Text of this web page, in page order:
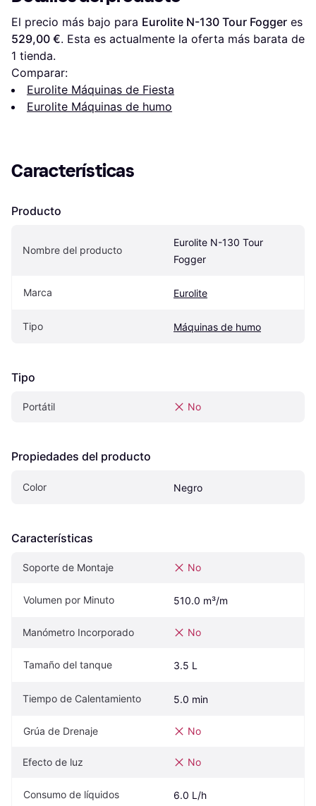
El precio más bajo para Eurolite N-130 Tour Fogger
529,00 €. Esta es actualmente la oferta más barata de
1 tienda.
Comparar:
Eurolite Máquinas de Fiesta
Eurolite Máquinas de humo
Características
Producto
Nombre del producto
Eurolite N-130 Tour
Fogger
Marca Eurolite
Tipo Máquinas de humo
Tipo
Portátil No
Propiedades del producto
Color Negro
Características
Soporte de Montaje No
Volumen por Minuto 510.0 m³/m
Manómetro Incorporado No
Tamaño del tanque 3.5 L
Tiempo de Calentamiento 5.0 min
Grúa de Drenaje No
Efecto de luz No
Consumo de líquidos 6.0 L/h